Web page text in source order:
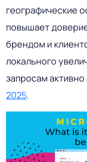
географические
повышает
брендом и
локального
запросам
2025.